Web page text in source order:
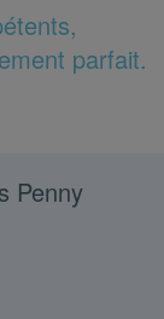
parfait.
Penny